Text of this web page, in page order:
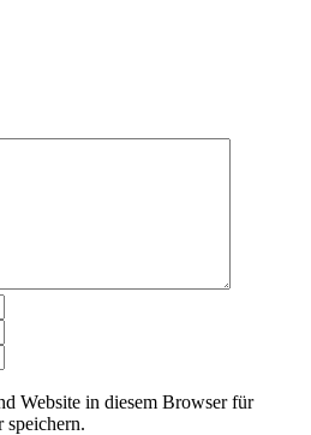
Website in diesem Browser für
speichern.